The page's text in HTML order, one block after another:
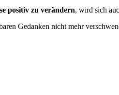
positiv zu verändern, wird sich
Gedanken nicht mehr